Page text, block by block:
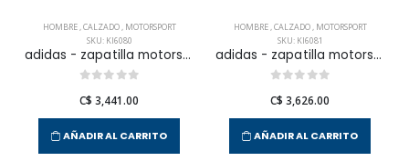
HOMBRE,CALZADO, MOTORSPORT
SKU: KI6080
adidas - zapatilla motorsport vl court audi para hombre
C$ 3,441.00
AÑADIR AL CARRITO
HOMBRE,CALZADO, MOTORSPORT
SKU: KI6081
adidas - zapatilla motorsport vl court audi para hombre
C$ 3,626.00
AÑADIR AL CARRITO